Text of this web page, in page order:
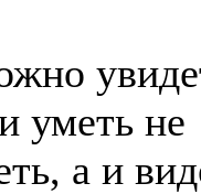
уметь не
а и